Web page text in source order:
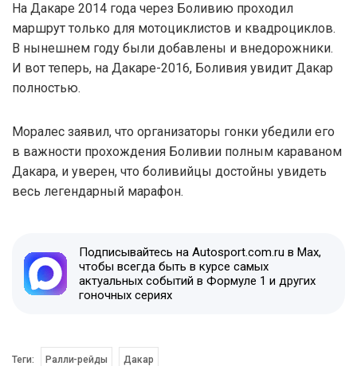
На Дакаре 2014 года через Боливию проходил
маршрут только для мотоциклистов и квадроциклов.
В нынешнем году были добавлены и внедорожники.
И вот теперь, на Дакаре-2016, Боливия увидит Дакар
полностью.
Моралес заявил, что организаторы гонки убедили его
в важности прохождения Боливии полным караваном
Дакара, и уверен, что боливийцы достойны увидеть
весь легендарный марафон.
Подписывайтесь на Autosport.com.ru в Max,
чтобы всегда быть в курсе самых
актуальных событий в Формуле 1 и других
гоночных сериях
Теги: Ралли-рейды Дакар